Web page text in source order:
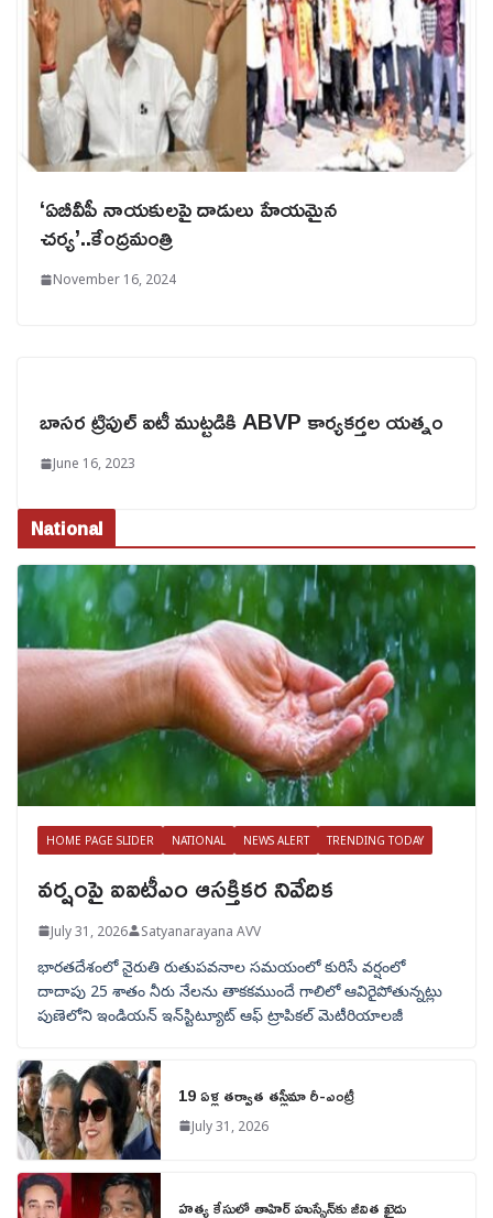
‘ఏబీవీపీ నాయకులపై దాడులు హేయమైన
చర్య’..కేంద్రమంత్రి
November 16, 2024
బాసర ట్రిపుల్ ఐటీ ముట్టడికి ABVP కార్యకర్తల యత్నం
June 16, 2023
National
HOME PAGE SLIDER NATIONAL NEWS ALERT TRENDING TODAY
వర్షంపై ఐఐటీఎం ఆసక్తికర నివేదిక
July 31, 2026 Satyanarayana AVV
భారతదేశంలో నైరుతి రుతుపవనాల సమయంలో కురిసే వర్షంలో
దాదాపు 25 శాతం నీరు నేలను తాకకముందే గాలిలో ఆవిరైపోతున్నట్లు
పుణెలోని ఇండియన్ ఇన్‌స్టిట్యూట్ ఆఫ్ ట్రాపికల్ మెటీరియాలజీ
19 ఏళ్ల తర్వాత తస్లీమా రీ-ఎంట్రీ
July 31, 2026
హత్య కేసులో తాహిర్ హుస్సేన్‌కు జీవిత ఖైదు